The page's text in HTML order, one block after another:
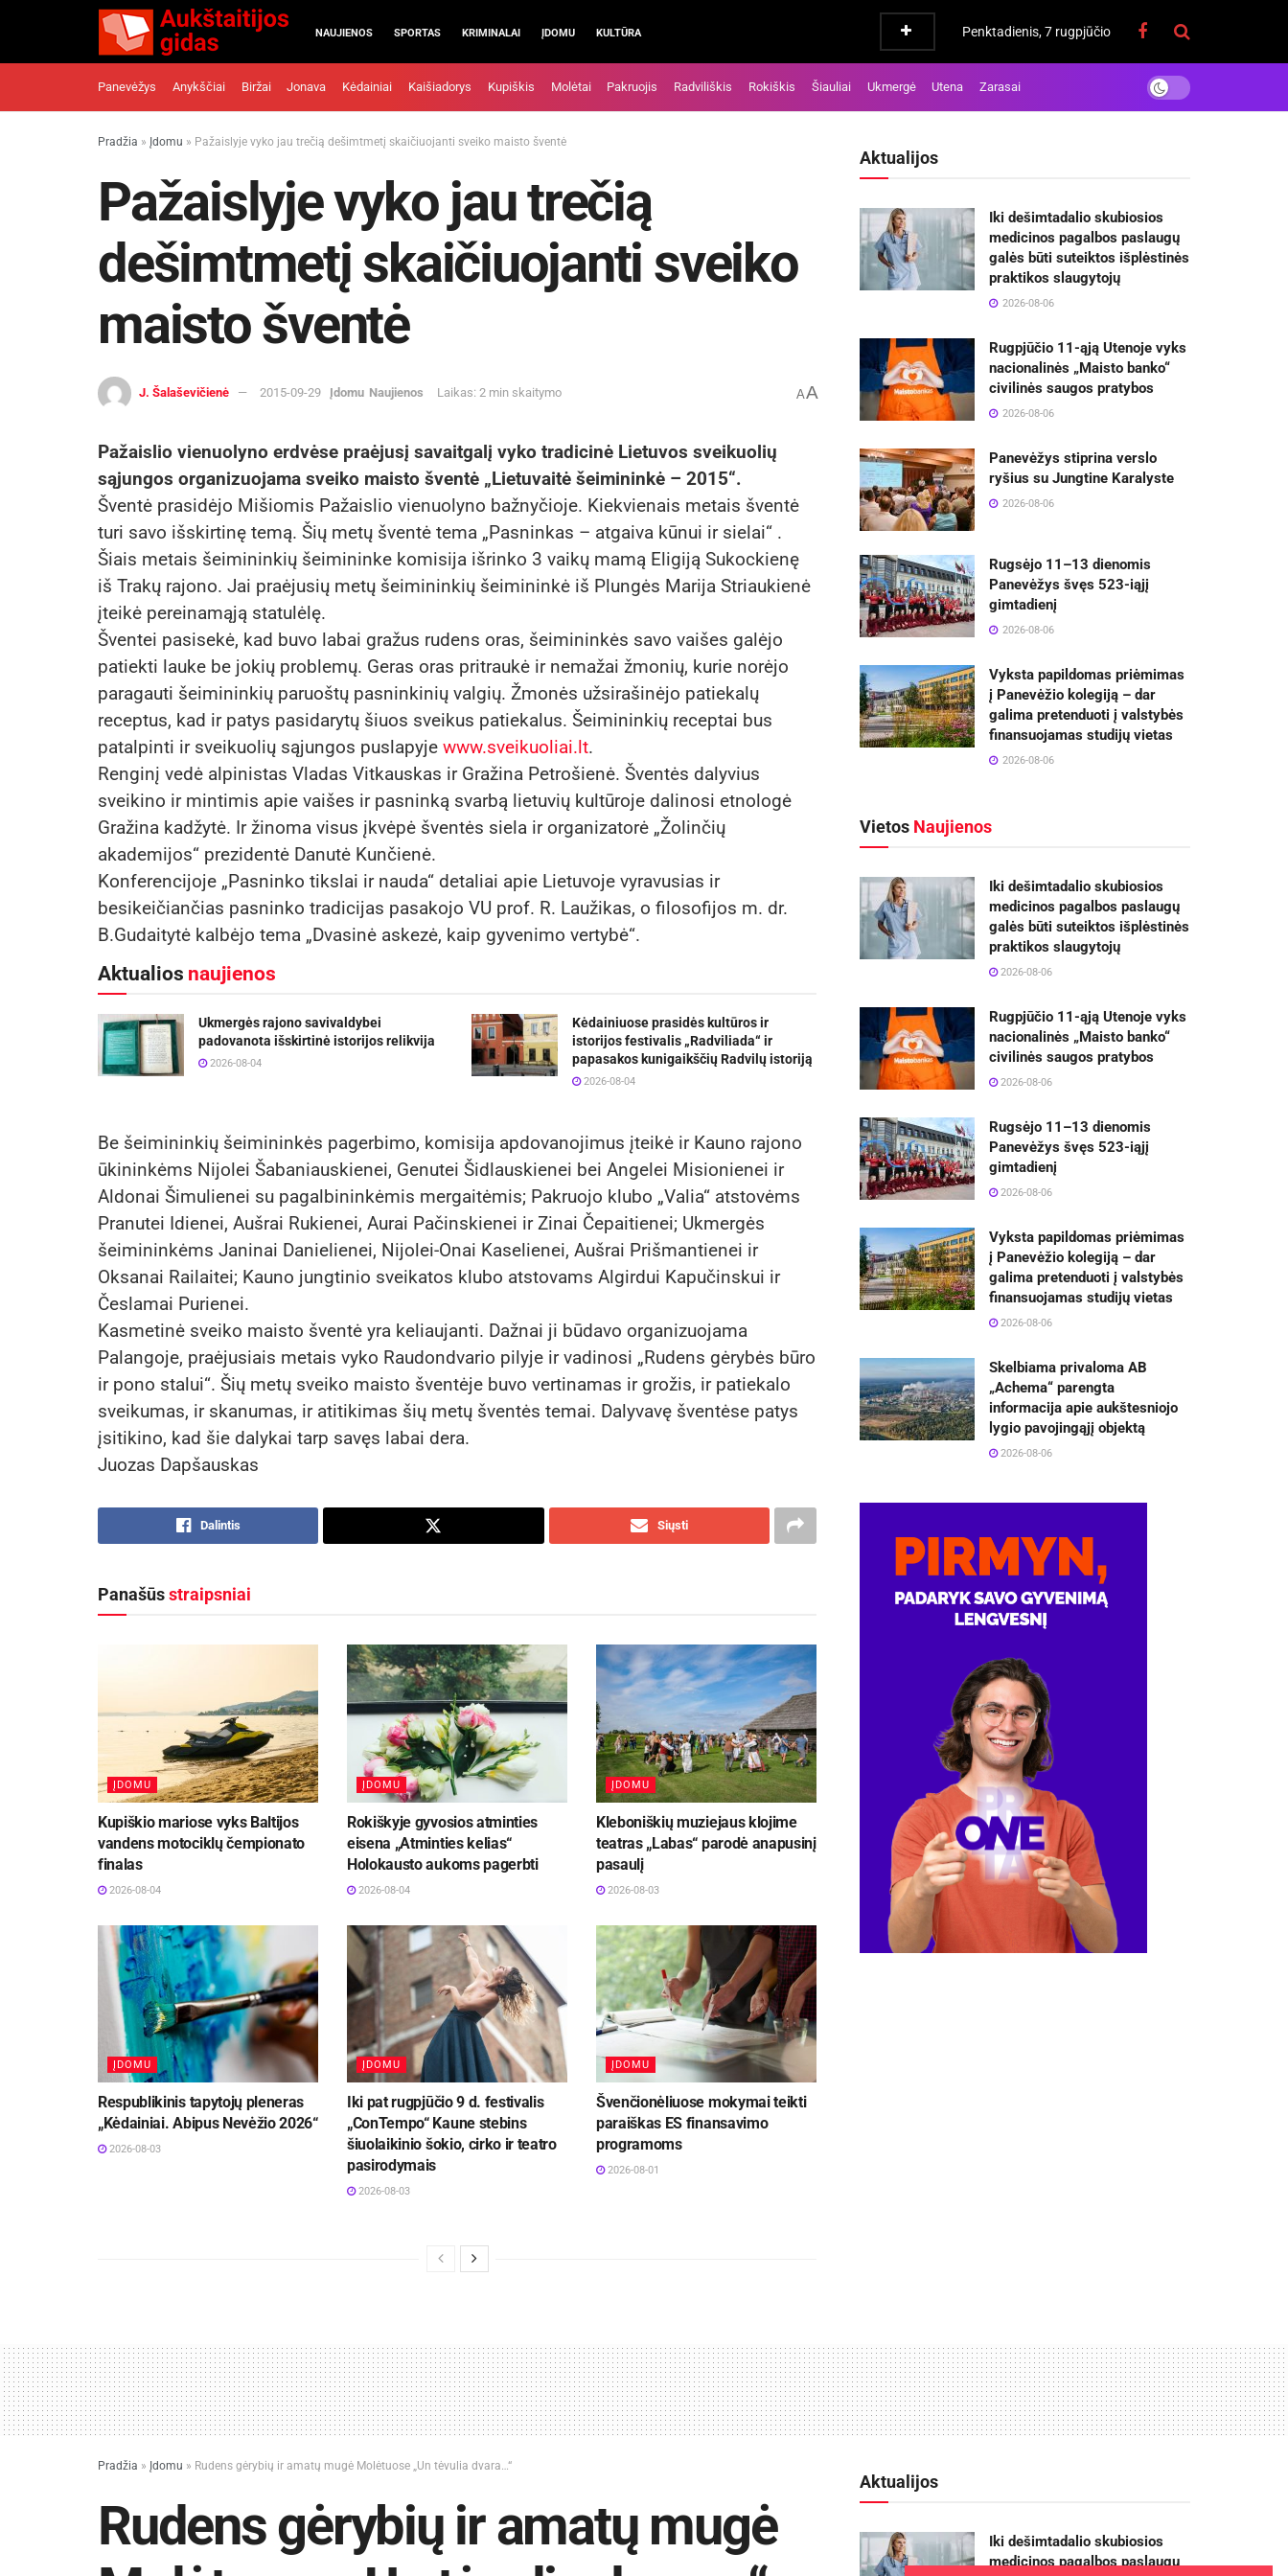
NAUJIENOS SPORTAS KRIMINALAI ĮDOMU KULTŪRA Penktadienis, 7 rugpjūčio
Panevėžys Anykščiai Biržai Jonava Kėdainiai Kaišiadorys Kupiškis Molėtai Pakruojis Radviliškis Rokiškis Šiauliai Ukmergė Utena Zarasai
Pradžia » Įdomu » Pažaislyje vyko jau trečią dešimtmetį skaičiuojanti sveiko maisto šventė
Pažaislyje vyko jau trečią
dešimtmetį skaičiuojanti sveiko
maisto šventė
J. Šalaševičienė 2015-09-29 Įdomu Naujienos Laikas: 2 min skaitymo AA
Pažaislio vienuolyno erdvėse praėjusį savaitgalį vyko tradicinė Lietuvos sveikuolių
sąjungos organizuojama sveiko maisto šventė „Lietuvaitė šeimininkė – 2015“.
Šventė prasidėjo Mišiomis Pažaislio vienuolyno bažnyčioje. Kiekvienais metais šventė
turi savo išskirtinę temą. Šių metų šventė tema „Pasninkas – atgaiva kūnui ir sielai“ .
Šiais metais šeimininkių šeimininke komisija išrinko 3 vaikų mamą Eligiją Sukockienę
iš Trakų rajono. Jai praėjusių metų šeimininkių šeimininkė iš Plungės Marija Striaukienė
įteikė pereinamąją statulėlę.
Šventei pasisekė, kad buvo labai gražus rudens oras, šeimininkės savo vaišes galėjo
patiekti lauke be jokių problemų. Geras oras pritraukė ir nemažai žmonių, kurie norėjo
paragauti šeimininkių paruoštų pasninkinių valgių. Žmonės užsirašinėjo patiekalų
receptus, kad ir patys pasidarytų šiuos sveikus patiekalus. Šeimininkių receptai bus
patalpinti ir sveikuolių sąjungos puslapyje www.sveikuoliai.lt.
Renginį vedė alpinistas Vladas Vitkauskas ir Gražina Petrošienė. Šventės dalyvius
sveikino ir mintimis apie vaišes ir pasninką svarbą lietuvių kultūroje dalinosi etnologė
Gražina kadžytė. Ir žinoma visus įkvėpė šventės siela ir organizatorė „Žolinčių
akademijos“ prezidentė Danutė Kunčienė.
Konferencijoje „Pasninko tikslai ir nauda“ detaliai apie Lietuvoje vyravusias ir
besikeičiančias pasninko tradicijas pasakojo VU prof. R. Laužikas, o filosofijos m. dr.
B.Gudaitytė kalbėjo tema „Dvasinė askezė, kaip gyvenimo vertybė“.
Aktualios naujienos
Ukmergės rajono savivaldybei
padovanota išskirtinė istorijos relikvija
2026-08-04
Kėdainiuose prasidės kultūros ir
istorijos festivalis „Radviliada“ ir
papasakos kunigaikščių Radvilų istoriją
2026-08-04
Be šeimininkių šeimininkės pagerbimo, komisija apdovanojimus įteikė ir Kauno rajono
ūkininkėms Nijolei Šabaniauskienei, Genutei Šidlauskienei bei Angelei Misionienei ir
Aldonai Šimulienei su pagalbininkėmis mergaitėmis; Pakruojo klubo „Valia“ atstovėms
Pranutei Idienei, Aušrai Rukienei, Aurai Pačinskienei ir Zinai Čepaitienei; Ukmergės
šeimininkėms Janinai Danielienei, Nijolei-Onai Kaselienei, Aušrai Prišmantienei ir
Oksanai Railaitei; Kauno jungtinio sveikatos klubo atstovams Algirdui Kapučinskui ir
Česlamai Purienei.
Kasmetinė sveiko maisto šventė yra keliaujanti. Dažnai ji būdavo organizuojama
Palangoje, praėjusiais metais vyko Raudondvario pilyje ir vadinosi „Rudens gėrybės būro
ir pono stalui“. Šių metų sveiko maisto šventėje buvo vertinamas ir grožis, ir patiekalo
sveikumas, ir skanumas, ir atitikimas šių metų šventės temai. Dalyvavę šventėse patys
įsitikino, kad šie dalykai tarp savęs labai dera.
Juozas Dapšauskas
Dalintis Siųsti
Panašūsstraipsniai
ĮDOMU
Kupiškio mariose vyks Baltijos
vandens motociklų čempionato
finalas
2026-08-04
ĮDOMU
Rokiškyje gyvosios atminties
eisena „Atminties kelias“
Holokausto aukoms pagerbti
2026-08-04
ĮDOMU
Kleboniškių muziejaus klojime
teatras „Labas“ parodė anapusinį
pasaulį
2026-08-03
ĮDOMU
Respublikinis tapytojų pleneras
„Kėdainiai. Abipus Nevėžio 2026“
2026-08-03
ĮDOMU
Iki pat rugpjūčio 9 d. festivalis
„ConTempo“ Kaune stebins
šiuolaikinio šokio, cirko ir teatro
pasirodymais
2026-08-03
ĮDOMU
Švenčionėliuose mokymai teikti
paraiškas ES finansavimo
programoms
2026-08-01
Aktualijos
Iki dešimtadalio skubiosios
medicinos pagalbos paslaugų
galės būti suteiktos išplėstinės
praktikos slaugytojų
2026-08-06
Rugpjūčio 11-ąją Utenoje vyks
nacionalinės „Maisto banko“
civilinės saugos pratybos
2026-08-06
Panevėžys stiprina verslo
ryšius su Jungtine Karalyste
2026-08-06
Rugsėjo 11–13 dienomis
Panevėžys švęs 523-iąjį
gimtadienį
2026-08-06
Vyksta papildomas priėmimas
į Panevėžio kolegiją – dar
galima pretenduoti į valstybės
finansuojamas studijų vietas
2026-08-06
Vietos Naujienos
Iki dešimtadalio skubiosios
medicinos pagalbos paslaugų
galės būti suteiktos išplėstinės
praktikos slaugytojų
2026-08-06
Rugpjūčio 11-ąją Utenoje vyks
nacionalinės „Maisto banko“
civilinės saugos pratybos
2026-08-06
Rugsėjo 11–13 dienomis
Panevėžys švęs 523-iąjį
gimtadienį
2026-08-06
Vyksta papildomas priėmimas
į Panevėžio kolegiją – dar
galima pretenduoti į valstybės
finansuojamas studijų vietas
2026-08-06
Skelbiama privaloma AB
„Achema“ parengta
informacija apie aukštesniojo
lygio pavojingąjį objektą
2026-08-06
Pradžia » Įdomu » Rudens gėrybių ir amatų mugė Molėtuose „Un tėvulia dvara…“
Rudens gėrybių ir amatų mugė
Aktualijos
Iki dešimtadalio skubiosios
medicinos pagalbos paslaugų